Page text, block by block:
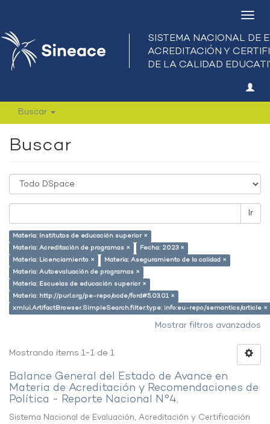
Buscar
Buscar
Ir
Materia: Institutos de educación superior ×
Materia: Acreditación de programas ×
Fecha: 2023 ×
Materia: Licenciamiento ×
Materia: Aseguramiento de la calidad ×
Materia: Autoevaluación de programas ×
Materia: Escuelas de educación superior ×
Materia: http://purl.org/pe-repo/ocde/ford#5.03.01 ×
xmlui.ArtifactBrowser.SimpleSearch.filter.type: info:eu-repo/semantics/article ×
Mostrar filtros avanzados
Mostrando ítems 1-1 de 1
Balance General del Estado de Avance en
Materia de Acreditación y Recomendaciones de
Política - Reporte Nacional N°4.
Sistema Nacional de Evaluación, Acreditación y Certificación